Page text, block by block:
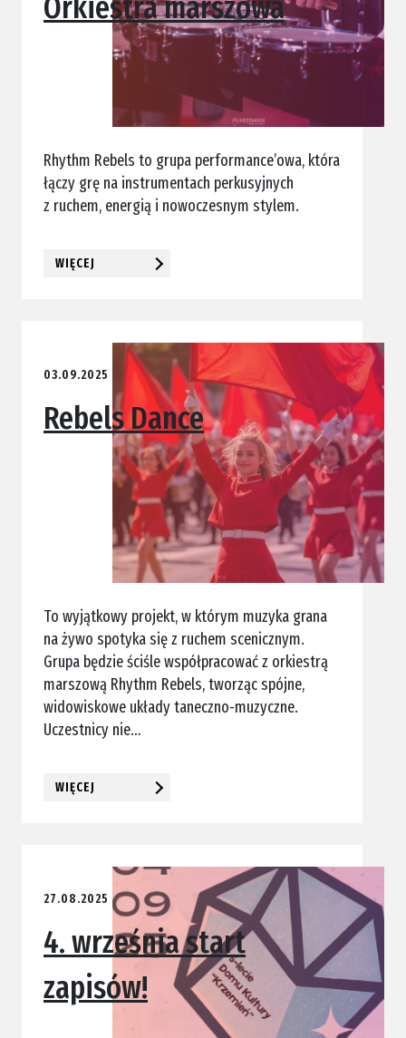
Rhythm Rebels to grupa performance’owa, która
łączy grę na instrumentach perkusyjnych
z ruchem, energią i nowoczesnym stylem.
WIĘCEJ
03.09.2025
Rebels Dance
To wyjątkowy projekt, w którym muzyka grana
na żywo spotyka się z ruchem scenicznym.
Grupa będzie ściśle współpracować z orkiestrą
marszową Rhythm Rebels, tworząc spójne,
widowiskowe układy taneczno-muzyczne.
Uczestnicy nie…
WIĘCEJ
27.08.2025
4. września start
zapisów!